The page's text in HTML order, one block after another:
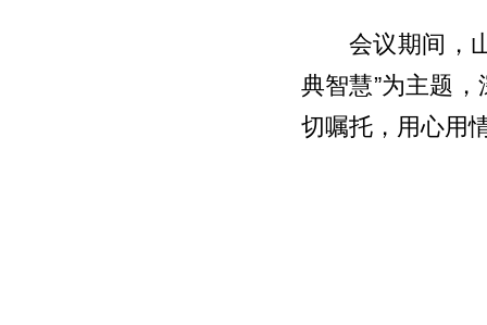
会议期间，
典智慧”为主题
切嘱托，用心用